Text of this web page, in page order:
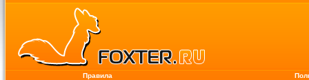
Правила